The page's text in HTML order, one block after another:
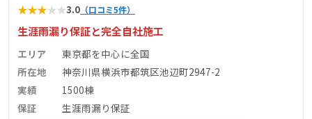
★★★★★3.0 （口コミ5件）
生涯雨漏り保証と完全自社施工
エリア
東京都を中心に全国
所在地
神奈川県横浜市都筑区池辺町2947-2
実績
1500棟
保証
生涯雨漏り保証